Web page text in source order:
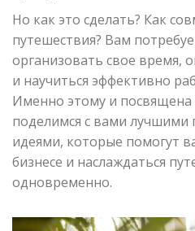
Но как это сделать? Как
путешествия? Вам
организовать свое время,
и научиться эффективно
Именно этому и
поделимся с вами лучшими
идеями, которые помогут
бизнесе и наслаждаться
одновременно.